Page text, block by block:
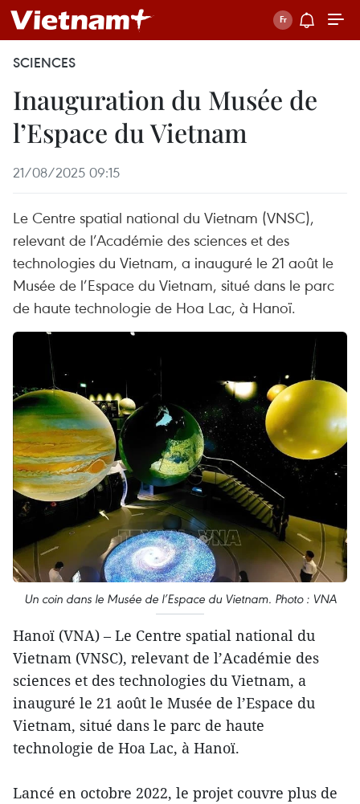
SCIENCES
Inauguration du Musée de
l’Espace du Vietnam
21/08/2025 09:15
Le Centre spatial national du Vietnam (VNSC),
relevant de l’Académie des sciences et des
technologies du Vietnam, a inauguré le 21 août le
Musée de l’Espace du Vietnam, situé dans le parc
de haute technologie de Hoa Lac, à Hanoï.
Un coin dans le Musée de l’Espace du Vietnam. Photo : VNA
Hanoï (VNA) – Le Centre spatial national du
Vietnam (VNSC), relevant de l’Académie des
sciences et des technologies du Vietnam, a
inauguré le 21 août le Musée de l’Espace du
Vietnam, situé dans le parc de haute
technologie de Hoa Lac, à Hanoï.
Lancé en octobre 2022, le projet couvre plus de